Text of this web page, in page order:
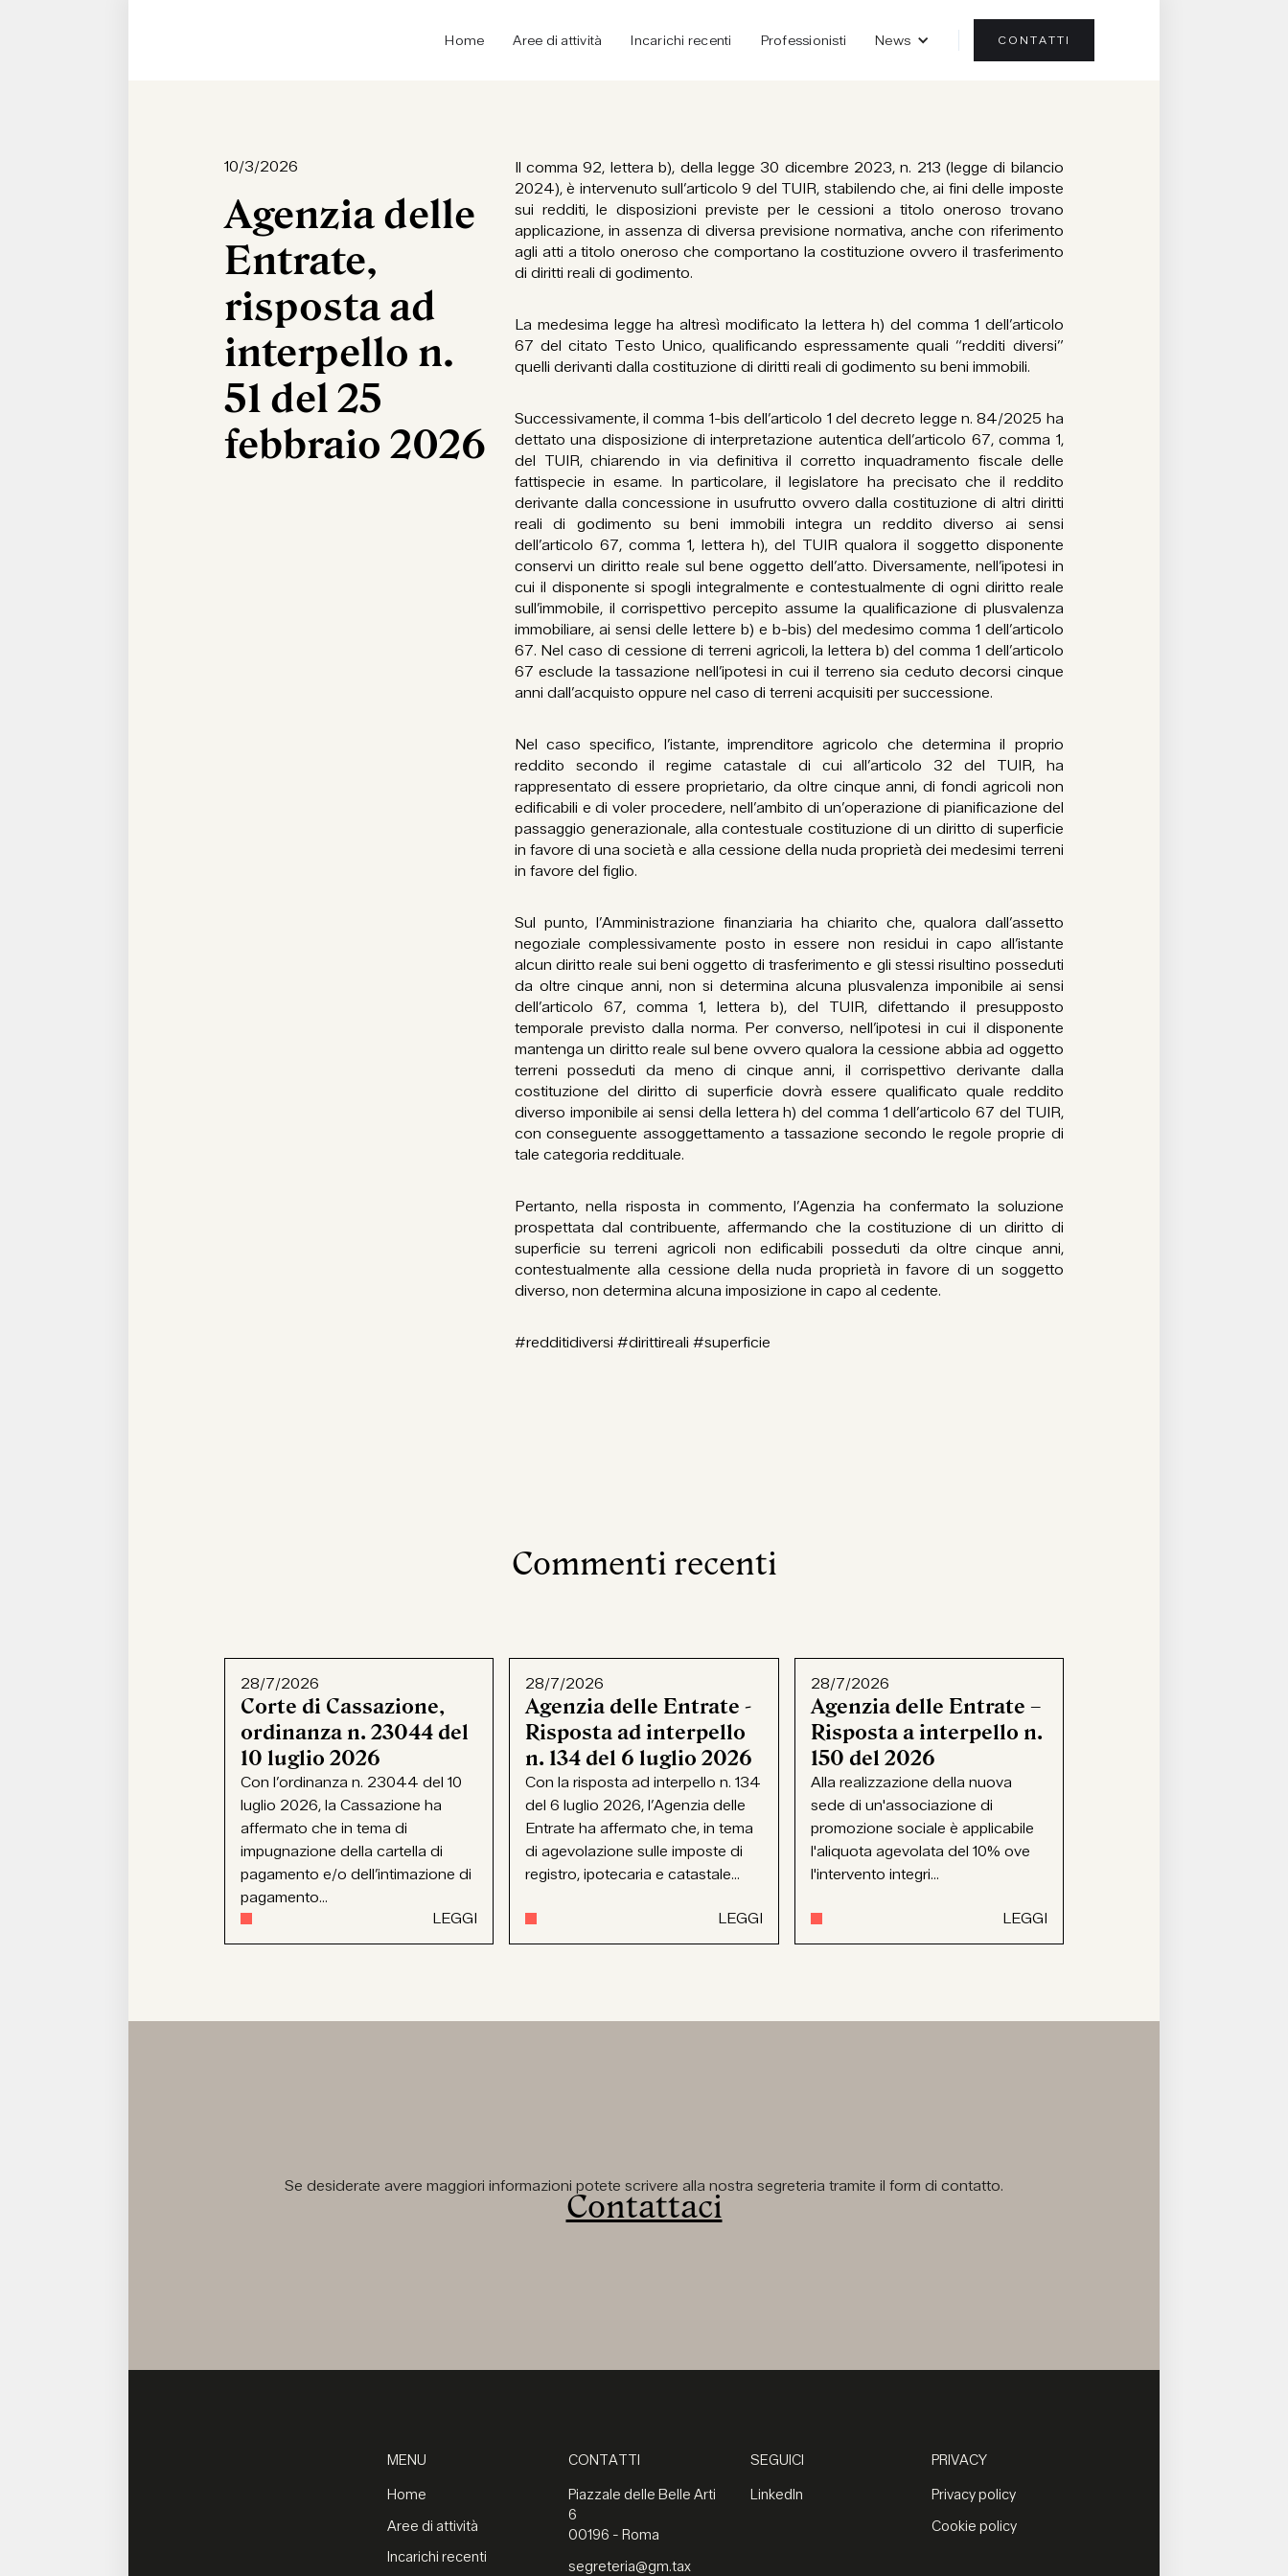
Home Aree di attività Incarichi recenti Professionisti News CONTATTI
10/3/2026
Agenzia delle
Entrate,
risposta ad
interpello n.
51 del 25
febbraio 2026
Il comma 92, lettera b), della legge 30 dicembre 2023, n. 213 (legge di bilancio
2024), è intervenuto sull’articolo 9 del TUIR, stabilendo che, ai fini delle imposte
sui redditi, le disposizioni previste per le cessioni a titolo oneroso trovano
applicazione, in assenza di diversa previsione normativa, anche con riferimento
agli atti a titolo oneroso che comportano la costituzione ovvero il trasferimento
di diritti reali di godimento.
La medesima legge ha altresì modificato la lettera h) del comma 1 dell’articolo
67 del citato Testo Unico, qualificando espressamente quali “redditi diversi”
quelli derivanti dalla costituzione di diritti reali di godimento su beni immobili.
Successivamente, il comma 1-bis dell’articolo 1 del decreto legge n. 84/2025 ha
dettato una disposizione di interpretazione autentica dell’articolo 67, comma 1,
del TUIR, chiarendo in via definitiva il corretto inquadramento fiscale delle
fattispecie in esame. In particolare, il legislatore ha precisato che il reddito
derivante dalla concessione in usufrutto ovvero dalla costituzione di altri diritti
reali di godimento su beni immobili integra un reddito diverso ai sensi
dell’articolo 67, comma 1, lettera h), del TUIR qualora il soggetto disponente
conservi un diritto reale sul bene oggetto dell’atto. Diversamente, nell’ipotesi in
cui il disponente si spogli integralmente e contestualmente di ogni diritto reale
sull’immobile, il corrispettivo percepito assume la qualificazione di plusvalenza
immobiliare, ai sensi delle lettere b) e b-bis) del medesimo comma 1 dell’articolo
67. Nel caso di cessione di terreni agricoli, la lettera b) del comma 1 dell’articolo
67 esclude la tassazione nell’ipotesi in cui il terreno sia ceduto decorsi cinque
anni dall’acquisto oppure nel caso di terreni acquisiti per successione.
Nel caso specifico, l’istante, imprenditore agricolo che determina il proprio
reddito secondo il regime catastale di cui all’articolo 32 del TUIR, ha
rappresentato di essere proprietario, da oltre cinque anni, di fondi agricoli non
edificabili e di voler procedere, nell’ambito di un’operazione di pianificazione del
passaggio generazionale, alla contestuale costituzione di un diritto di superficie
in favore di una società e alla cessione della nuda proprietà dei medesimi terreni
in favore del figlio.
Sul punto, l’Amministrazione finanziaria ha chiarito che, qualora dall’assetto
negoziale complessivamente posto in essere non residui in capo all’istante
alcun diritto reale sui beni oggetto di trasferimento e gli stessi risultino posseduti
da oltre cinque anni, non si determina alcuna plusvalenza imponibile ai sensi
dell’articolo 67, comma 1, lettera b), del TUIR, difettando il presupposto
temporale previsto dalla norma. Per converso, nell’ipotesi in cui il disponente
mantenga un diritto reale sul bene ovvero qualora la cessione abbia ad oggetto
terreni posseduti da meno di cinque anni, il corrispettivo derivante dalla
costituzione del diritto di superficie dovrà essere qualificato quale reddito
diverso imponibile ai sensi della lettera h) del comma 1 dell’articolo 67 del TUIR,
con conseguente assoggettamento a tassazione secondo le regole proprie di
tale categoria reddituale.
Pertanto, nella risposta in commento, l’Agenzia ha confermato la soluzione
prospettata dal contribuente, affermando che la costituzione di un diritto di
superficie su terreni agricoli non edificabili posseduti da oltre cinque anni,
contestualmente alla cessione della nuda proprietà in favore di un soggetto
diverso, non determina alcuna imposizione in capo al cedente.
#redditidiversi #dirittireali #superficie
Commenti recenti
28/7/2026
Corte di Cassazione,
ordinanza n. 23044 del
10 luglio 2026
Con l’ordinanza n. 23044 del 10
luglio 2026, la Cassazione ha
affermato che in tema di
impugnazione della cartella di
pagamento e/o dell’intimazione di
pagamento...
LEGGI
28/7/2026
Agenzia delle Entrate -
Risposta ad interpello
n. 134 del 6 luglio 2026
Con la risposta ad interpello n. 134
del 6 luglio 2026, l’Agenzia delle
Entrate ha affermato che, in tema
di agevolazione sulle imposte di
registro, ipotecaria e catastale...
LEGGI
28/7/2026
Agenzia delle Entrate –
Risposta a interpello n.
150 del 2026
Alla realizzazione della nuova
sede di un'associazione di
promozione sociale è applicabile
l'aliquota agevolata del 10% ove
l'intervento integri...
LEGGI
Se desiderate avere maggiori informazioni potete scrivere alla nostra segreteria tramite il form di contatto.
Contattaci
MENU
Home
Aree di attività
Incarichi recenti
CONTATTI
Piazzale delle Belle Arti
6
00196 - Roma
segreteria@gm.tax
SEGUICI
LinkedIn
PRIVACY
Privacy policy
Cookie policy